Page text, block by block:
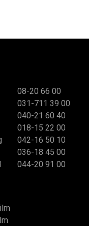
08-20 66 00
031-711 39 00
040-21 60 40
018-15 22 00
042-16 50 10
036-18 45 00
044-20 91 00